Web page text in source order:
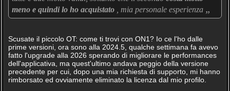
meno e quindi lo ho acquistato, mia personale esperienza „
Scusate il piccolo OT: come ti trovi con ON1? Io ce l'ho dalle
prime versioni, ora sono alla 2024.5, qualche settimana fa avevo
fatto l'upgrade alla 2026 sperando di migliorare le performances
dell'applicativa, ma quest'ultimo andava peggio della versione
precedente per cui, dopo una mia richiesta di supporto, mi hanno
rimborsato ed ovviamente eliminato la licenza dal mio profilo.